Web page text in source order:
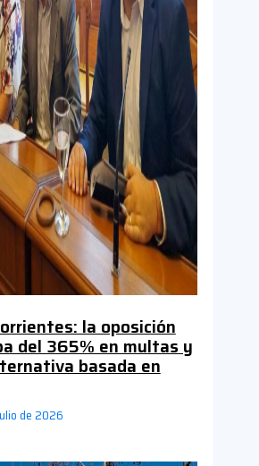
la oposición
del 365% en multas y
basada en
de 2026